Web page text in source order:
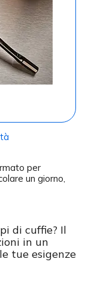
per
un giorno,
di cuffie? Il
in un
tue esigenze